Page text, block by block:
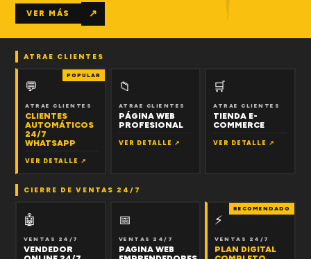
VER MÁS ↗
ATRAE CLIENTES
POPULAR
💬
ATRAE CLIENTES
CLIENTES
AUTOMÁTICOS
24/7
WHATSAPP
VER DETALLE ↗
📁
ATRAE CLIENTES
PÁGINA WEB
PROFESIONAL
VER DETALLE ↗
🛒
ATRAE CLIENTES
TIENDA E-
COMMERCE
VER DETALLE ↗
CIERRE DE VENTAS 24/7
🤖
VENTAS 24/7
VENDEDOR
📅
VENTAS 24/7
PAGINA WEB
RECOMENDADO
⚡
VENTAS 24/7
PLAN DIGITAL